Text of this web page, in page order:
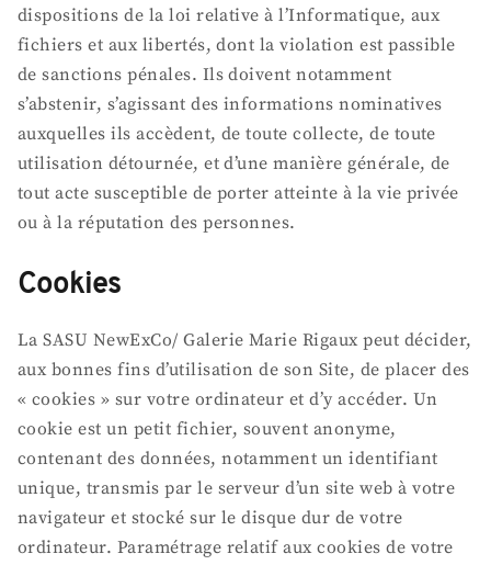
dispositions de la loi relative à l’Informatique, aux
fichiers et aux libertés, dont la violation est passible
de sanctions pénales. Ils doivent notamment
s’abstenir, s’agissant des informations nominatives
auxquelles ils accèdent, de toute collecte, de toute
utilisation détournée, et d’une manière générale, de
tout acte susceptible de porter atteinte à la vie privée
ou à la réputation des personnes.
Cookies
La SASU NewExCo/ Galerie Marie Rigaux peut décider,
aux bonnes fins d’utilisation de son Site, de placer des
« cookies » sur votre ordinateur et d’y accéder. Un
cookie est un petit fichier, souvent anonyme,
contenant des données, notamment un identifiant
unique, transmis par le serveur d’un site web à votre
navigateur et stocké sur le disque dur de votre
ordinateur. Paramétrage relatif aux cookies de votre